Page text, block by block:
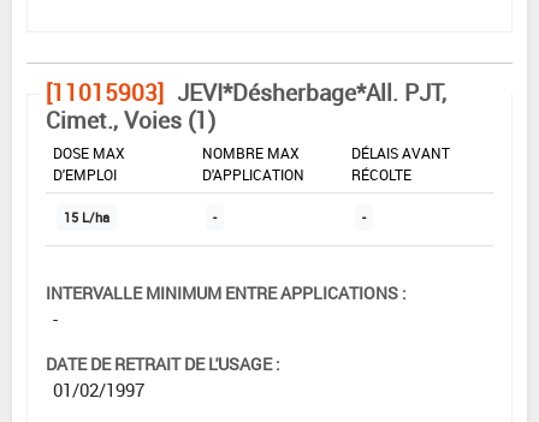
[11015903] JEVI*Désherbage*All. PJT,
Cimet., Voies (1)
DOSE MAX
D'EMPLOI
NOMBRE MAX
D'APPLICATION
DÉLAIS AVANT
RÉCOLTE
15 L/ha - -
INTERVALLE MINIMUM ENTRE APPLICATIONS :
-
DATE DE RETRAIT DE L'USAGE :
01/02/1997